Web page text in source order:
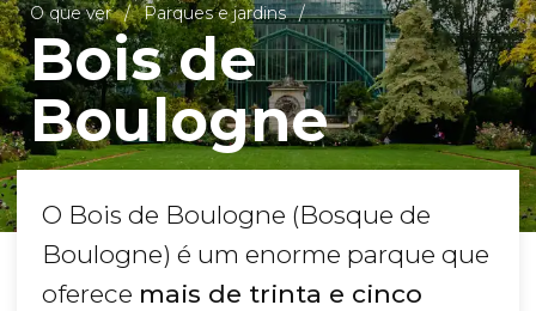
O que ver Parques e jardins
Bois de
Boulogne
O Bois de Boulogne (Bosque de
Boulogne) é um enorme parque que
oferece mais de trinta e cinco